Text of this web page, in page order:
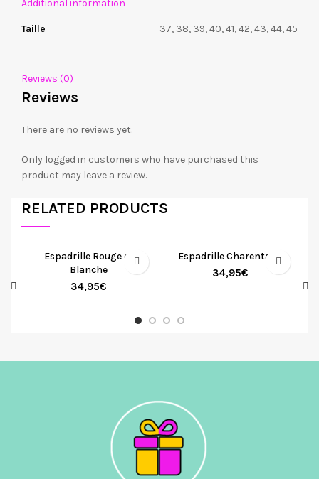
Additional information
Taille 37, 38, 39, 40, 41, 42, 43, 44, 45
Reviews (0)
Reviews
There are no reviews yet.
Only logged in customers who have purchased this
product may leave a review.
RELATED PRODUCTS
Espadrille Rouge et
Blanche
34,95€
Espadrille Charentaise
34,95€